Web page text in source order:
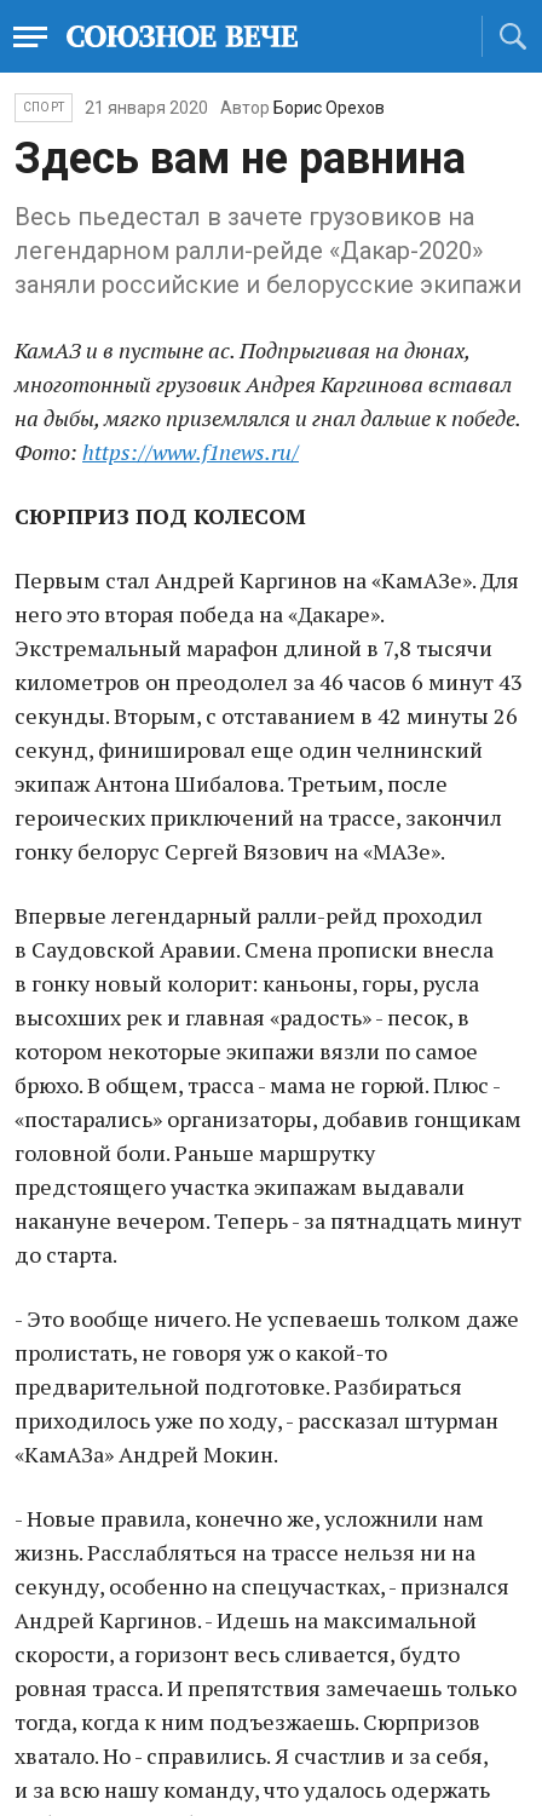
СПОРТ 21 января 2020 Автор Борис Орехов
Здесь вам не равнина
Весь пьедестал в зачете грузовиков на
легендарном ралли-рейде «Дакар-2020»
заняли российские и белорусские экипажи
КамАЗ и в пустыне ас. Подпрыгивая на дюнах,
многотонный грузовик Андрея Каргинова вставал
на дыбы, мягко приземлялся и гнал дальше к победе.
Фото: https://www.f1news.ru/
СЮРПРИЗ ПОД КОЛЕСОМ
Первым стал Андрей Каргинов на «КамАЗе». Для
него это вторая победа на «Дакаре».
Экстремальный марафон длиной в 7,8 тысячи
километров он преодолел за 46 часов 6 минут 43
секунды. Вторым, с отставанием в 42 минуты 26
секунд, финишировал еще один челнинский
экипаж Антона Шибалова. Третьим, после
героических приключений на трассе, закончил
гонку белорус Сергей Вязович на «МАЗе».
Впервые легендарный ралли-рейд проходил
в Саудовской Аравии. Смена прописки внесла
в гонку новый колорит: каньоны, горы, русла
высохших рек и главная «радость» - песок, в
котором некоторые экипажи вязли по самое
брюхо. В общем, трасса - мама не горюй. Плюс -
«постарались» организаторы, добавив гонщикам
головной боли. Раньше маршрутку
предстоящего участка экипажам выдавали
накануне вечером. Теперь - за пятнадцать минут
до старта.
- Это вообще ничего. Не успеваешь толком даже
пролистать, не говоря уж о какой-то
предварительной подготовке. Разбираться
приходилось уже по ходу, - рассказал штурман
«КамАЗа» Андрей Мокин.
- Новые правила, конечно же, усложнили нам
жизнь. Расслабляться на трассе нельзя ни на
секунду, особенно на спецучастках, - признался
Андрей Каргинов. - Идешь на максимальной
скорости, а горизонт весь сливается, будто
ровная трасса. И препятствия замечаешь только
тогда, когда к ним подъезжаешь. Сюрпризов
хватало. Но - справились. Я счастлив и за себя,
и за всю нашу команду, что удалось одержать